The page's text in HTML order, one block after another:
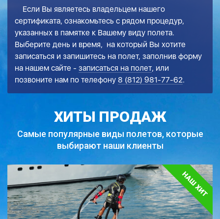
Если Вы являетесь владельцем нашего
сертификата, ознакомьтесь с рядом процедур,
указанных в памятке к Вашему виду полета.
Выберите день и время, на который Вы хотите
записаться и запишитесь на полет, заполнив форму
на нашем сайте - записаться на полет, или
позвоните нам по телефону 8 (812) 981-77-62.
ХИТЫ ПРОДАЖ
Самые популярные виды полетов, которые
выбирают наши клиенты